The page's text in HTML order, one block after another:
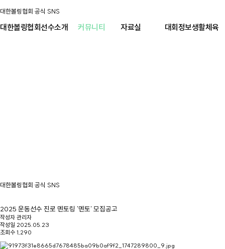
대한볼링협회 공식 SNS
대한볼링협회선수소개 커뮤니티 자료실 대회정보생활체육
대한볼링협회 공식 SNS
2025 운동선수 진로 멘토링 '멘토' 모집공고
작성자 관리자
작성일 2025.05.23
조회수 1,290